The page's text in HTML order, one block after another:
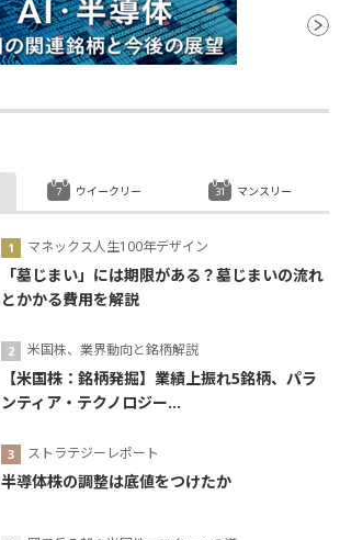
マネックス人生100年デザイン
「墓じまい」には期限がある？墓じまいの流れ
とかかる費用を解説
米国株、業界動向と銘柄解説
【米国株：銘柄発掘】業績上振れ5銘柄、パラ
ンティア・テクノロジー...
ストラテジーレポート
半導体株の調整は底値をつけたか
ウイークリー マンスリー